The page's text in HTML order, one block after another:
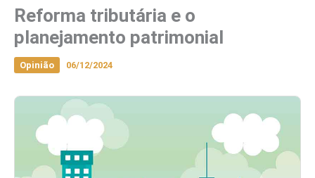
Reforma tributária e o
planejamento patrimonial
Opinião 06/12/2024